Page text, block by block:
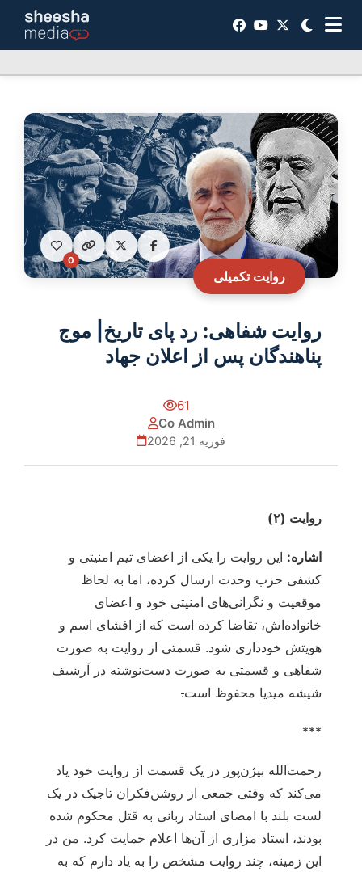
روایت تکمیلی
0
روایت‌ شفاهی: رد پای تاریخ| موج
پناهندگان پس از اعلان جهاد
61
Co Admin
فوریه 21, 2026
روایت (۲)
اشاره: این روایت را یکی از اعضای تیم امنیتی و
کشفی حزب وحدت ارسال کرده، اما به لحاظ
موقعیت و نگرانی‌های امنیتی خود و اعضای
خانواده‌اش، تقاضا کرده است که از افشای اسم و
هویتش خودداری شود. قسمتی از روایت به صورت
شفاهی و قسمتی به صورت دست‌نوشته در آرشیف
شیشه میدیا محفوظ است.
***
رحمت‌الله بیژن‌پور در یک قسمت از روایت خود یاد
می‌کند که وقتی جمعی از روشن‌فکران تاجیک در یک
لست بلند با امضای استاد ربانی به قتل محکوم شده
بودند، استاد مزاری از آن‌ها اعلام حمایت کرد. من در
این زمینه، چند روایت مشخص را به یاد دارم که به